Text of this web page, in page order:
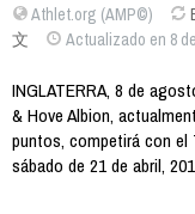
Athlet.org (AMP©)
文
Actualizado en 8
INGLATERRA, 8 de
& Hove Albion,
puntos, competirá con el
sábado de 21 de abril,